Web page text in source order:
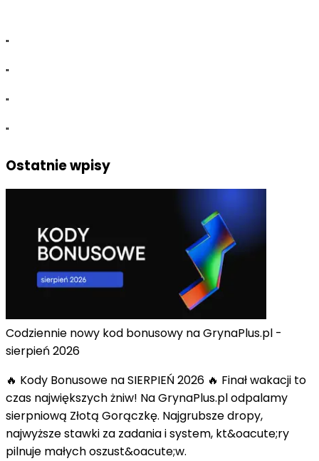
"
"
"
"
Ostatnie wpisy
Codziennie nowy kod bonusowy na GrynaPlus.pl -
sierpień 2026
🔥 Kody Bonusowe na SIERPIEŃ 2026 🔥 Finał wakacji to
czas największych żniw! Na GrynaPlus.pl odpalamy
sierpniową Złotą Gorączkę. Najgrubsze dropy,
najwyższe stawki za zadania i system, kt&oacute;ry
pilnuje małych oszust&oacute;w.